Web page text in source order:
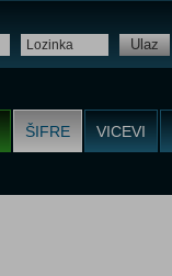
Ulaz
ŠIFRE VICEVI